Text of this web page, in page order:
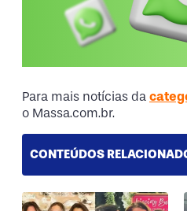
Para mais notícias da
o Massa.com.br.
CONTEÚDOS